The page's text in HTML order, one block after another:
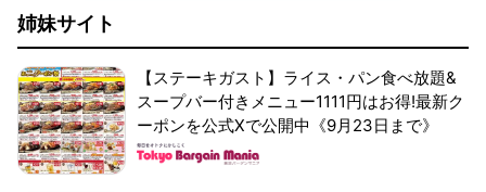
姉妹サイト
【ステーキガスト】ライス・パン食べ放題&
スープバー付きメニュー1111円はお得!最新ク
ーポンを公式Xで公開中《9月23日まで》